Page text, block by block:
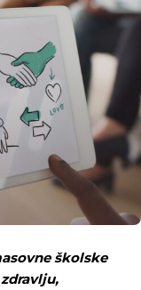
školske